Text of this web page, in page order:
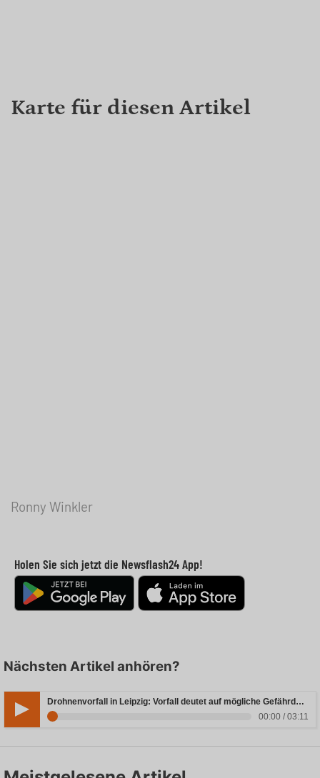
Karte für diesen Artikel
Ronny Winkler
Holen Sie sich jetzt die Newsflash24 App!
Nächsten Artikel anhören?
Drohnenvorfall in Leipzig: Vorfall deutet auf mögliche Gefährdung hin
00:00 / 03:11